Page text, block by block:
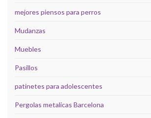
mejores piensos para perros
Mudanzas
Muebles
Pasillos
patinetes para adolescentes
Pergolas metalicas Barcelona